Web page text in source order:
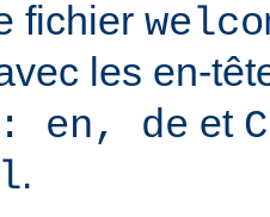
fichier
les en-
en, de et
.